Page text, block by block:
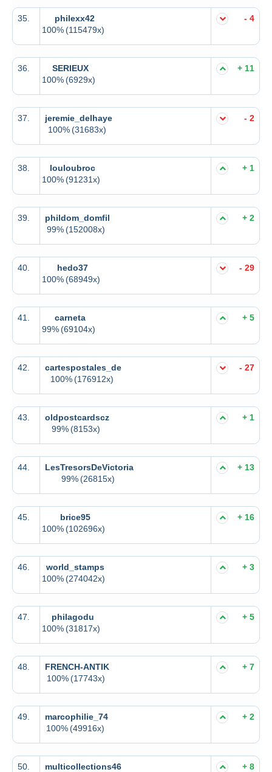
35.
philexx42
100%(115479x)
- 4
36.
SERIEUX
100%(6929x)
+ 11
37.
jeremie_delhaye
100%(31683x)
- 2
38.
louloubroc
100%(91231x)
+ 1
39.
phildom_domfil
99%(152008x)
+ 2
40.
hedo37
100%(68949x)
- 29
41.
carneta
99%(69104x)
+ 5
42.
cartespostales_de
100% (176912x)
- 27
43.
oldpostcardscz
99% (8153x)
+ 1
44.
LesTresorsDeVictoria
99% (26815x)
+ 13
45.
brice95
100%(102696x)
+ 16
46.
world_stamps
100%(274042x)
+ 3
47.
philagodu
100%(31817x)
+ 5
48.
FRENCH-ANTIK
100% (17743x)
+ 7
49.
marcophilie_74
100% (49916x)
+ 2
50.
multicollections46
+ 8